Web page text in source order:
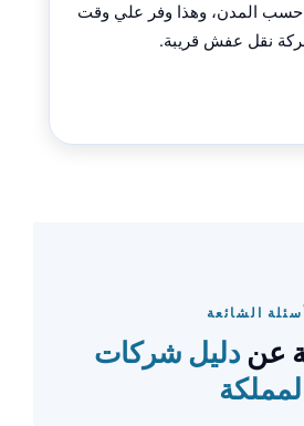
حسب المدن، وهذا وفر علي وقت
نقل عفش قريبة.
الشائعة
عن دليل شركات